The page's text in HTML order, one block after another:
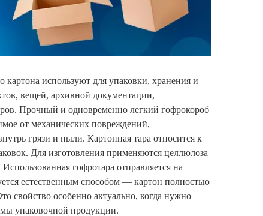
картона используют для упаковки, хранения и
вещей, архивной документации,
Прочный и одновременно легкий гофрокороб
от механических повреждений,
грязи и пыли. Картонная тара относится к
Для изготовления применяются целлюлоза
гофротара отправляется на
естественным способом — картон полностью
свойство особенно актуально, когда нужно
упаковочной продукции.